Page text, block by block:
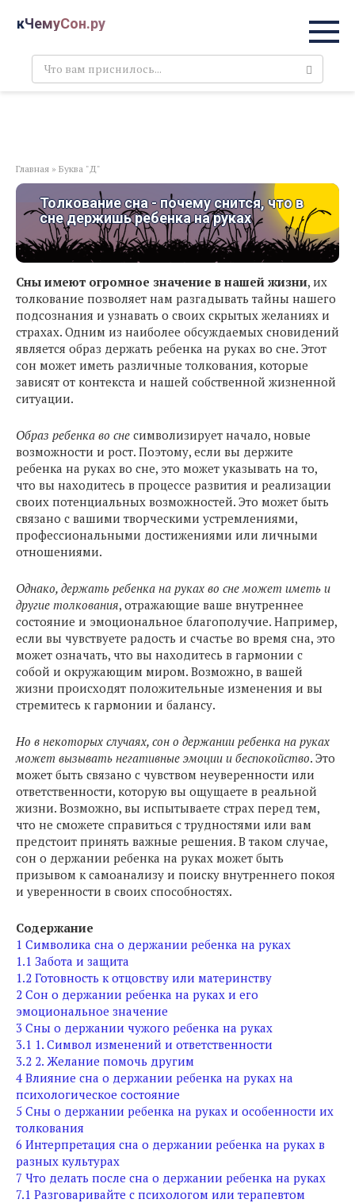
кЧемуСон.ру
Поиск:
Главная » Буква "Д"
Толкование сна - почему снится, что в
сне держишь ребенка на руках
Сны имеют огромное значение в нашей жизни, их
толкование позволяет нам разгадывать тайны нашего
подсознания и узнавать о своих скрытых желаниях и
страхах. Одним из наиболее обсуждаемых сновидений
является образ держать ребенка на руках во сне. Этот
сон может иметь различные толкования, которые
зависят от контекста и нашей собственной жизненной
ситуации.
Образ ребенка во сне символизирует начало, новые
возможности и рост. Поэтому, если вы держите
ребенка на руках во сне, это может указывать на то,
что вы находитесь в процессе развития и реализации
своих потенциальных возможностей. Это может быть
связано с вашими творческими устремлениями,
профессиональными достижениями или личными
отношениями.
Однако, держать ребенка на руках во сне может иметь и
другие толкования, отражающие ваше внутреннее
состояние и эмоциональное благополучие. Например,
если вы чувствуете радость и счастье во время сна, это
может означать, что вы находитесь в гармонии с
собой и окружающим миром. Возможно, в вашей
жизни происходят положительные изменения и вы
стремитесь к гармонии и балансу.
Но в некоторых случаях, сон о держании ребенка на руках
может вызывать негативные эмоции и беспокойство. Это
может быть связано с чувством неуверенности или
ответственности, которую вы ощущаете в реальной
жизни. Возможно, вы испытываете страх перед тем,
что не сможете справиться с трудностями или вам
предстоит принять важные решения. В таком случае,
сон о держании ребенка на руках может быть
призывом к самоанализу и поиску внутреннего покоя
и уверенности в своих способностях.
Содержание
1 Символика сна о держании ребенка на руках
1.1 Забота и защита
1.2 Готовность к отцовству или материнству
2 Сон о держании ребенка на руках и его
эмоциональное значение
3 Сны о держании чужого ребенка на руках
3.1 1. Символ изменений и ответственности
3.2 2. Желание помочь другим
4 Влияние сна о держании ребенка на руках на
психологическое состояние
5 Сны о держании ребенка на руках и особенности их
толкования
6 Интерпретация сна о держании ребенка на руках в
разных культурах
7 Что делать после сна о держании ребенка на руках
7.1 Разговаривайте с психологом или терапевтом